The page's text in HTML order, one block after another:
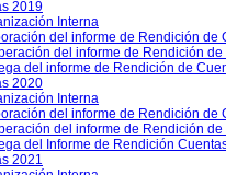
2019
Interna
del informe de Rendición de
del informe de Rendición
del informe de Rendición de
2020
Interna
del informe de Rendición de
del informe de Rendición
del Informe de Rendición
2021